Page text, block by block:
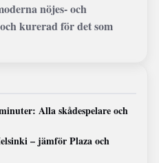
nöjes- och
kurerad för det som
Alla skådespelare och
– jämför Plaza och